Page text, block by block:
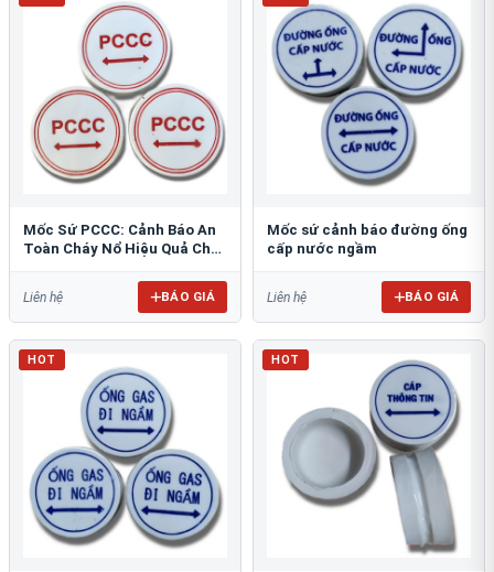
Mốc Sứ PCCC: Cảnh Báo An
Toàn Cháy Nổ Hiệu Quả Cho
Liên hệ BÁO GIÁ
Mốc sứ cảnh báo đường ống
cấp nước ngầm
Liên hệ BÁO GIÁ
HOT HOT